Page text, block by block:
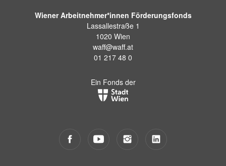
Wiener Arbeitnehmer*innen Förderungsfonds
Lassallestraße 1
1020 Wien
waff@waff.at
01 217 48 0
Ein Fonds der